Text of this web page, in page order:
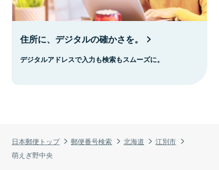
日本郵便トップ 郵便番号検索 北海道
江別市
萌えぎ野中央
住所に、デジタルの確かさを。
デジタルアドレスで入力も検索もスムーズに。